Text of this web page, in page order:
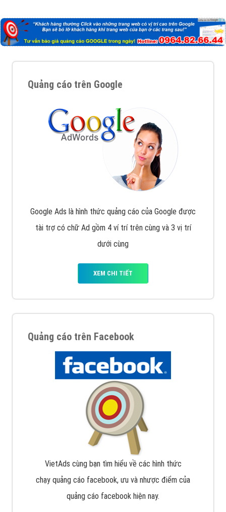
Quảng cáo trên Google
Google Ads là hình thức quảng cáo của Google được
tài trợ có chữ Ad gồm 4 ví trí trên cùng và 3 vị trí
dưới cùng
XEM CHI TIẾT
Quảng cáo trên Facebook
VietAds cùng bạn tìm hiểu về các hình thức
chạy quảng cáo facebook, ưu và nhược điểm của
quảng cáo facebook hiện nay.